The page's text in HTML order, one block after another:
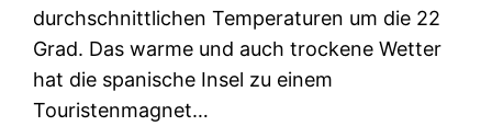
durchschnittlichen Temperaturen um die 22
Grad. Das warme und auch trockene Wetter
hat die spanische Insel zu einem
Touristenmagnet…